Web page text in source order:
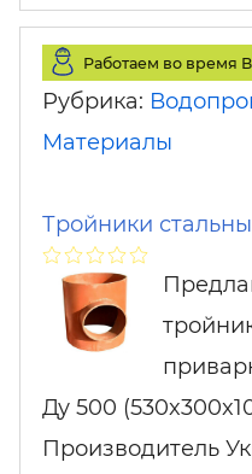
Работаем во время
Рубрика:
Материалы
Тройники
Ду 500
Производитель